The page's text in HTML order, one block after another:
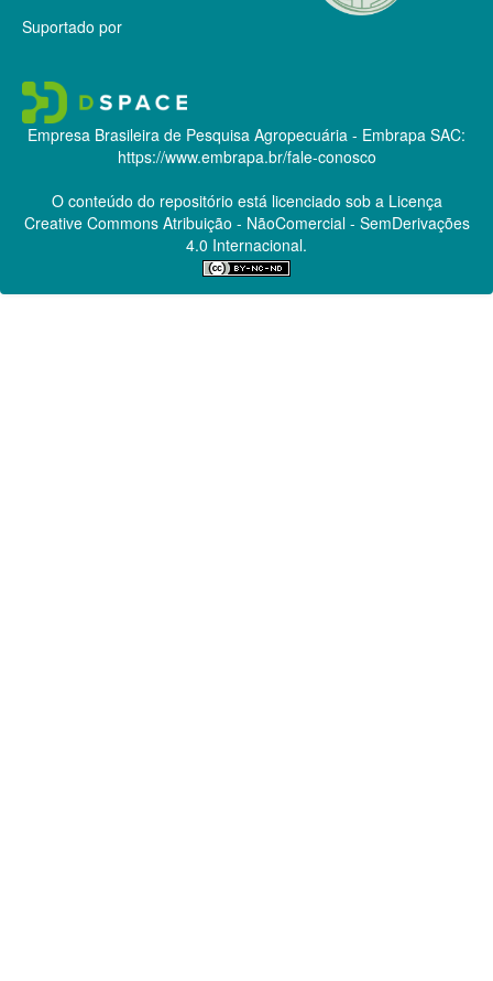
Suportado por
Empresa Brasileira de Pesquisa Agropecuária - Embrapa SAC:
https://www.embrapa.br/fale-conosco
O conteúdo do repositório está licenciado sob a Licença
Creative CommonsAtribuição - NãoComercial - SemDerivações
4.0 Internacional.